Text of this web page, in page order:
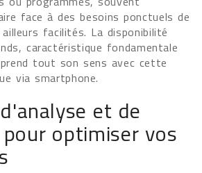
face à des besoins ponctuels de
facilités. La disponibilité
caractéristique fondamentale
tout son sens avec cette
via smartphone.
et de
optimiser vos